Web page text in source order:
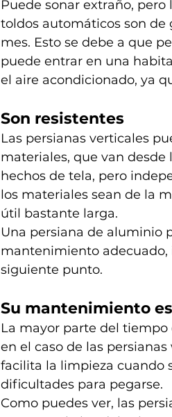
Puede sonar extraño, pero
toldos automáticos son de
mes. Esto se debe a que
puede entrar en una
el aire acondicionado, ya
Son resistentes
Las persianas verticales
materiales, que van
hechos de tela, pero
los materiales sean de la
útil bastante larga.
Una persiana de aluminio
mantenimiento adecuado,
siguiente punto.
Su mantenimiento
La mayor parte del
en el caso de las
facilita la limpieza cuando
dificultades para pegarse.
Como puedes ver, las